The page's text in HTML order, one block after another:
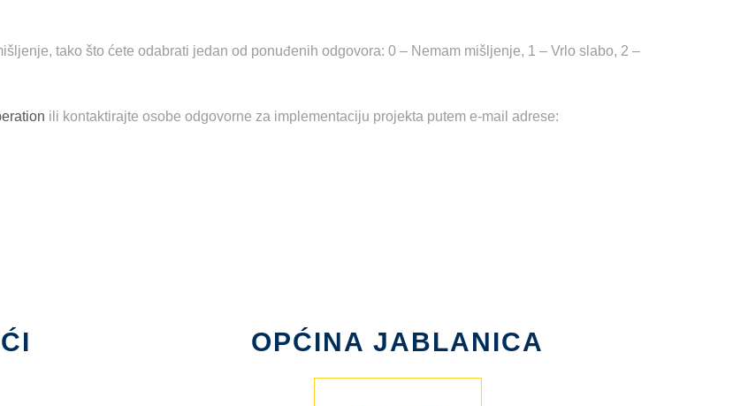
tako što ćete odabrati jedan od ponuđenih odgovora: 0 – Nemam mišljenje, 1 – Vrlo slabo, 2 –
ili kontaktirajte osobe odgovorne za implementaciju projekta putem e-mail adrese:
OPĆINA JABLANICA